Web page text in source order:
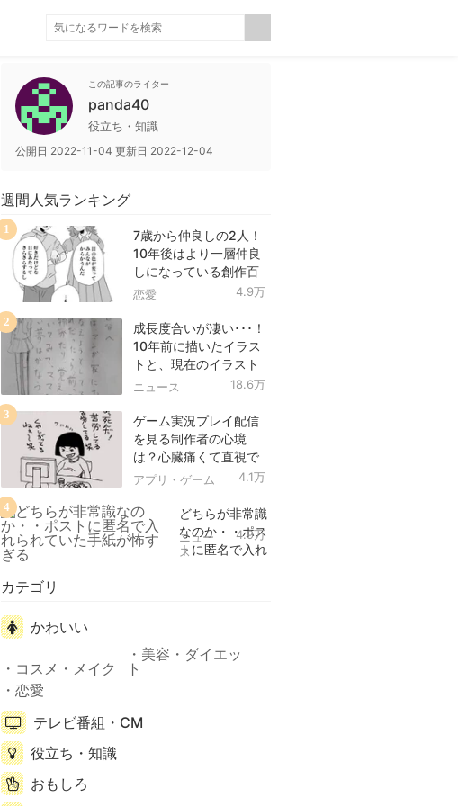
この記事のライター
panda40
役立ち・知識
公開日 2022-11-04 更新日 2022-12-04
週間人気ランキング
7歳から仲良しの2人！
10年後はより一層仲良
しになっている創作百
合！
恋愛 4.9万
1
成長度合いが凄い･･･！
10年前に描いたイラス
トと、現在のイラスト
を投稿したツイートが
ニュース 18.6万
2
ゲーム実況プレイ配信
を見る制作者の心境
は？心臓痛くて直視で
きなかった！
アプリ・ゲーム 4.1万
3
どちらが非常識
なのか・・ポス
トに匿名で入れ
ニュー
ス
4.9万
4
カテゴリ
かわいい
コスメ・メイク
美容・ダイエッ
ト
恋愛
テレビ番組・CM
役立ち・知識
おもしろ